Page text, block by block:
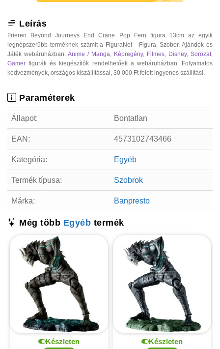
Leírás
Frieren Beyond Journeys End Crane Pop Fern figura 13cm az egyik
legnépszerűbb terméknek számít a FiguraNet - Figura, Szobor, Ajándék és
Játék webáruházban. Anime / Manga, Képregény, Filmes, Disney, Sorozat,
Gamer figurák és kiegészítők rendelhetőek a webáruházban. Folyamatos
kedvezmények, országos kiszállítással, 30 000 Ft felett ingyenes szállítás!.
Paraméterek
Állapot: Bontatlan
EAN: 4573102743466
Kategória: Egyéb
Termék típusa: Szobrok
Márka: Banpresto
Még több Egyéb termék
Készleten Készleten